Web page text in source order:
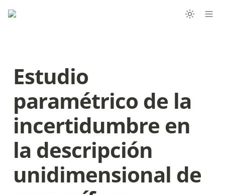
Estudio
paramétrico de la
incertidumbre en
la descripción
unidimensional de